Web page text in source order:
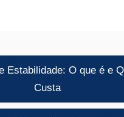
Estabilidade: O que é e
Custa